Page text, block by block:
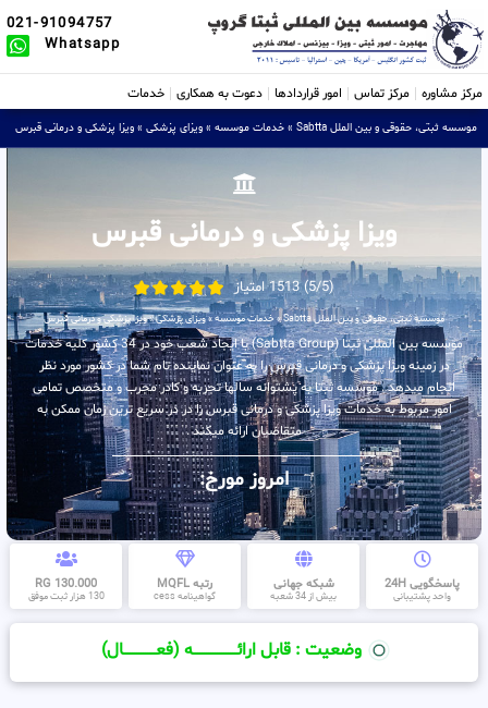
021-91094757
Whatsapp
مرکز مشاوره مرکز تماس امور قراردادها دعوت به همکاری خدمات
موسسه ثبتی، حقوقی و بین الملل Sabtta » خدمات موسسه » ویزای پزشکی » ویزا پزشکی و درمانی قبرس
ویزا پزشکی و درمانی قبرس
(5/5) 1513 امتیاز
موسسه ثبتی، حقوقی و بین الملل Sabtta »خدمات موسسه»ویزای پزشکی»ویزا پزشکی و درمانی قبرس
موسسه بین المللی ثبتا (Sabtta Group) با ایجاد شعب خود در 34 کشور کلیه خدمات
در زمینه ویزا پزشکی و درمانی قبرس را به عنوان نماینده تام شما در کشور مورد نظر
انجام میدهد . موسسه ثبتا به پشتوانه سالها تجربه و کادر مجرب و متخصص تمامی
امور مربوط به خدمات ویزا پزشکی و درمانی قبرس را در در سریع ترین زمان ممکن به
متقاضیان ارائه میکند .
امروز مورخ:
پاسخگویی 24H
واحد پشتیبانی
شبکه جهانی
بیش از 34 شعبه
رتبه MQFL
گواهینامه cess
130.000 RG
130 هزار ثبت موفق
وضعیت : قابل ارائــــــــــــــــــــه (فعـــــــــــــــال)